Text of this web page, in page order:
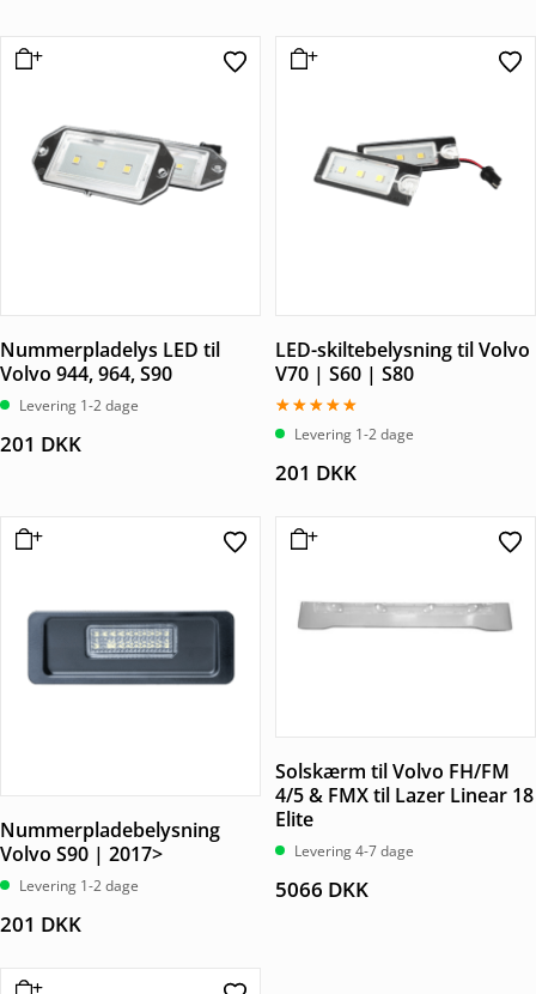
Nummerpladelys LED til
Volvo 944, 964, S90
Levering 1-2 dage
201 DKK
LED-skiltebelysning til Volvo
V70 | S60 | S80
Vurderet
5.00Levering 1-2 dage
201 DKK
Nummerpladebelysning
Volvo S90 | 2017>
Levering 1-2 dage
201 DKK
Solskærm til Volvo FH/FM
4/5 & FMX til Lazer Linear 18
Elite
Levering 4-7 dage
5066 DKK